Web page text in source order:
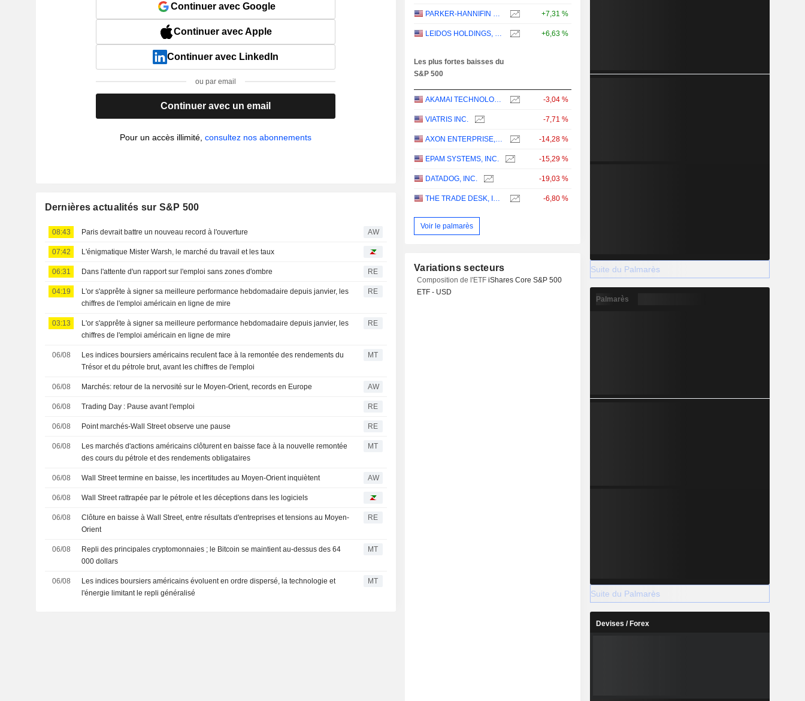
Continuer avec Google
Continuer avec Apple
Continuer avec LinkedIn
ou par email
Continuer avec un email
Pour un accès illimité,consultez nos abonnements
Dernières actualités sur S&P 500
08:43 Paris devrait battre un nouveau record à l'ouverture AW
07:42 L'énigmatique Mister Warsh, le marché du travail et les taux
06:31 Dans l'attente d'un rapport sur l'emploi sans zones d'ombre RE
04:19
L'or s'apprête à signer sa meilleure performance hebdomadaire depuis janvier, les
chiffres de l'emploi américain en ligne de mire
RE
03:13
L'or s'apprête à signer sa meilleure performance hebdomadaire depuis janvier, les
chiffres de l'emploi américain en ligne de mire
RE
06/08
Les indices boursiers américains reculent face à la remontée des rendements du
Trésor et du pétrole brut, avant les chiffres de l'emploi
MT
06/08 Marchés: retour de la nervosité sur le Moyen-Orient, records en Europe AW
06/08 Trading Day : Pause avant l'emploi RE
06/08 Point marchés-Wall Street observe une pause RE
06/08
Les marchés d'actions américains clôturent en baisse face à la nouvelle remontée
des cours du pétrole et des rendements obligataires
MT
06/08 Wall Street termine en baisse, les incertitudes au Moyen-Orient inquiètent AW
06/08 Wall Street rattrapée par le pétrole et les déceptions dans les logiciels
06/08
Clôture en baisse à Wall Street, entre résultats d'entreprises et tensions au Moyen-
Orient
RE
06/08
Repli des principales cryptomonnaies ; le Bitcoin se maintient au-dessus des 64
000 dollars
MT
06/08
Les indices boursiers américains évoluent en ordre dispersé, la technologie et
l'énergie limitant le repli généralisé
MT
PARKER-HANNIFIN CORPORATION +7,31 %
LEIDOS HOLDINGS, INC. +6,63 %
Les plus fortes baisses du
S&P 500
AKAMAI TECHNOLOGIES, INC. -3,04 %
VIATRIS INC. -7,71 %
AXON ENTERPRISE, INC. -14,28 %
EPAM SYSTEMS, INC. -15,29 %
DATADOG, INC. -19,03 %
THE TRADE DESK, INC. -6,80 %
Voir le palmarès
Variations secteurs
Composition de l'ETFiShares Core S&P 500
ETF - USD
Suite du Palmarès
Palmarès
Suite du Palmarès
Devises / Forex